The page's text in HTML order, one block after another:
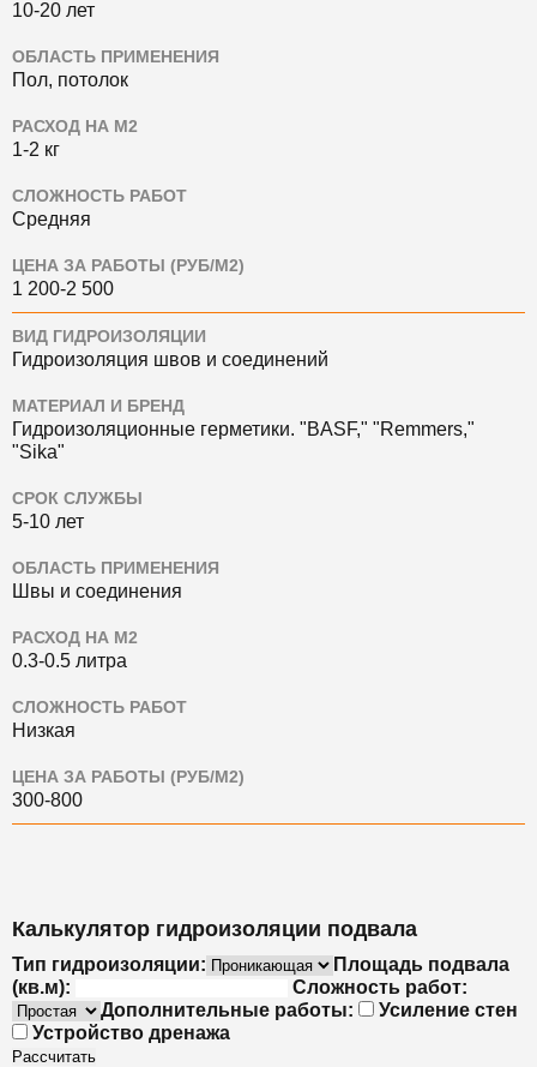
10-20 лет
ОБЛАСТЬ ПРИМЕНЕНИЯ
Пол, потолок
РАСХОД НА М2
1-2 кг
СЛОЖНОСТЬ РАБОТ
Средняя
ЦЕНА ЗА РАБОТЫ (РУБ/М2)
1 200-2 500
ВИД ГИДРОИЗОЛЯЦИИ
Гидроизоляция швов и соединений
МАТЕРИАЛ И БРЕНД
Гидроизоляционные герметики. "BASF," "Remmers,"
"Sika"
СРОК СЛУЖБЫ
5-10 лет
ОБЛАСТЬ ПРИМЕНЕНИЯ
Швы и соединения
РАСХОД НА М2
0.3-0.5 литра
СЛОЖНОСТЬ РАБОТ
Низкая
ЦЕНА ЗА РАБОТЫ (РУБ/М2)
300-800
Калькулятор гидроизоляции подвала
Тип гидроизоляции:
Площадь подвала
(кв.м):
Сложность работ:
Дополнительные работы:
Усиление стен
Устройство дренажа
Рассчитать